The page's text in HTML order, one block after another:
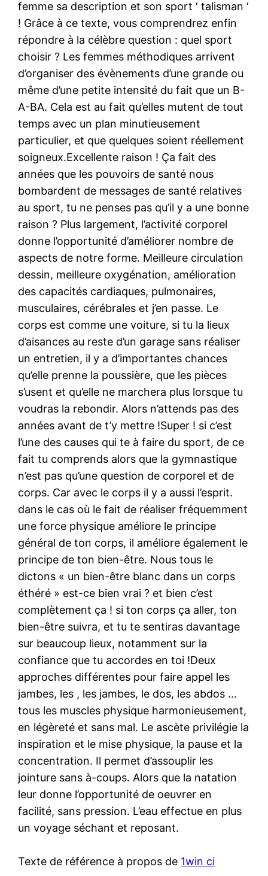
femme sa description et son sport ‘ talisman ‘
! Grâce à ce texte, vous comprendrez enfin
répondre à la célèbre question : quel sport
choisir ? Les femmes méthodiques arrivent
d’organiser des évènements d’une grande ou
même d’une petite intensité du fait que un B-
A-BA. Cela est au fait qu’elles mutent de tout
temps avec un plan minutieusement
particulier, et que quelques soient réellement
soigneux.Excellente raison ! Ça fait des
années que les pouvoirs de santé nous
bombardent de messages de santé relatives
au sport, tu ne penses pas qu’il y a une bonne
raison ? Plus largement, l’activité corporel
donne l’opportunité d’améliorer nombre de
aspects de notre forme. Meilleure circulation
dessin, meilleure oxygénation, amélioration
des capacités cardiaques, pulmonaires,
musculaires, cérébrales et j’en passe. Le
corps est comme une voiture, si tu la lieux
d’aisances au reste d’un garage sans réaliser
un entretien, il y a d’importantes chances
qu’elle prenne la poussière, que les pièces
s’usent et qu’elle ne marchera plus lorsque tu
voudras la rebondir. Alors n’attends pas des
années avant de t’y mettre !Super ! si c’est
l’une des causes qui te à faire du sport, de ce
fait tu comprends alors que la gymnastique
n’est pas qu’une question de corporel et de
corps. Car avec le corps il y a aussi l’esprit.
dans le cas où le fait de réaliser fréquemment
une force physique améliore le principe
général de ton corps, il améliore également le
principe de ton bien-être. Nous tous le
dictons « un bien-être blanc dans un corps
éthéré » est-ce bien vrai ? et bien c’est
complètement ça ! si ton corps ça aller, ton
bien-être suivra, et tu te sentiras davantage
sur beaucoup lieux, notamment sur la
confiance que tu accordes en toi !Deux
approches différentes pour faire appel les
jambes, les , les jambes, le dos, les abdos …
tous les muscles physique harmonieusement,
en légèreté et sans mal. Le ascète privilégie la
inspiration et le mise physique, la pause et la
concentration. Il permet d’assouplir les
jointure sans à-coups. Alors que la natation
leur donne l’opportunité de oeuvrer en
facilité, sans pression. L’eau effectue en plus
un voyage séchant et reposant.
Texte de référence à propos de 1win ci